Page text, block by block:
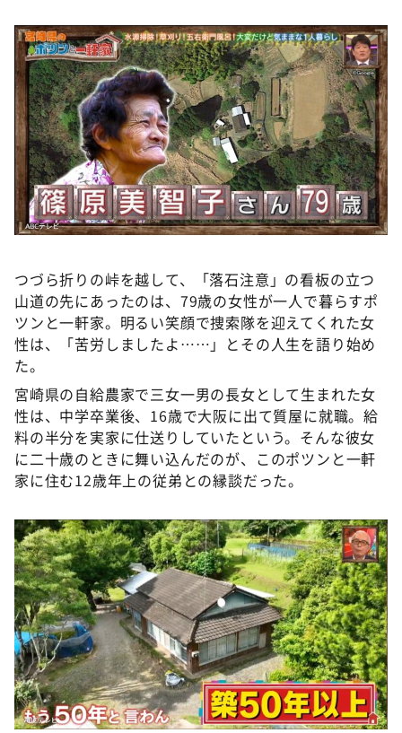
ＬＩＦＥ～夢のカタチ～
新婚さんいらっしゃい！
ポツンと一軒家
ザキ山小屋本館
ぺこぱのまるスポ
アナ回覧板
つづら折りの峠を越して、「落石注意」の看板の立つ
山道の先にあったのは、79歳の女性が一人で暮らすポ
ツンと一軒家。明るい笑顔で捜索隊を迎えてくれた女
性は、「苦労しましたよ……」とその人生を語り始め
た。
宮崎県の自給農家で三女一男の長女として生まれた女
性は、中学卒業後、16歳で大阪に出て質屋に就職。給
料の半分を実家に仕送りしていたという。そんな彼女
に二十歳のときに舞い込んだのが、このポツンと一軒
家に住む12歳年上の従弟との縁談だった。